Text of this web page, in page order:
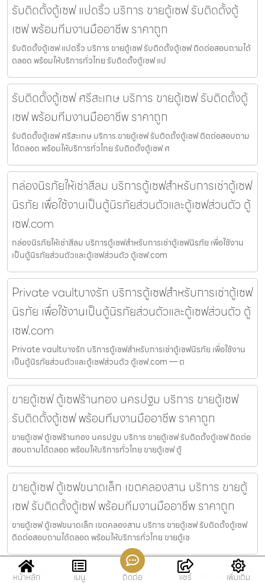
รับติดตั้งตู้เซฟ แปดริ้ว บริการ ขายตู้เซฟ รับติดตั้งตู้
เซฟ พร้อมทีมงานมืออาชีพ ราคาถูก
รับติดตั้งตู้เซฟ แปดริ้ว บริการ ขายตู้เซฟ รับติดตั้งตู้เซฟ ติดต่อสอบถามได้
ตลอด พร้อมให้บริการทั่วไทย รับติดตั้งตู้เซฟ แป
รับติดตั้งตู้เซฟ ศรีสะเกษ บริการ ขายตู้เซฟ รับติดตั้งตู้
เซฟ พร้อมทีมงานมืออาชีพ ราคาถูก
รับติดตั้งตู้เซฟ ศรีสะเกษ บริการ ขายตู้เซฟ รับติดตั้งตู้เซฟ ติดต่อสอบถาม
ได้ตลอด พร้อมให้บริการทั่วไทย รับติดตั้งตู้เซฟ ศ
กล่องนิรภัยให้เช่าสีลม บริการตู้เซฟสำหรับการเช่าตู้เซฟ
นิรภัย เพื่อใช้งานเป็นตู้นิรภัยส่วนตัวและตู้เซฟส่วนตัว ตู้
เซฟ.com
กล่องนิรภัยให้เช่าสีลม บริการตู้เซฟสำหรับการเช่าตู้เซฟนิรภัย เพื่อใช้งาน
เป็นตู้นิรภัยส่วนตัวและตู้เซฟส่วนตัว ตู้เซฟ.com
Private vaultบางรัก บริการตู้เซฟสำหรับการเช่าตู้เซฟ
นิรภัย เพื่อใช้งานเป็นตู้นิรภัยส่วนตัวและตู้เซฟส่วนตัว ตู้
เซฟ.com
Private vaultบางรัก บริการตู้เซฟสำหรับการเช่าตู้เซฟนิรภัย เพื่อใช้งาน
เป็นตู้นิรภัยส่วนตัวและตู้เซฟส่วนตัว ตู้เซฟ.com — ต
ขายตู้เซฟ ตู้เซฟร้านทอง นครปฐม บริการ ขายตู้เซฟ
รับติดตั้งตู้เซฟ พร้อมทีมงานมืออาชีพ ราคาถูก
ขายตู้เซฟ ตู้เซฟร้านทอง นครปฐม บริการ ขายตู้เซฟ รับติดตั้งตู้เซฟ ติดต่อ
สอบถามได้ตลอด พร้อมให้บริการทั่วไทย ขายตู้เซฟ ตู้
ขายตู้เซฟ ตู้เซฟขนาดเล็ก เขตคลองสาน บริการ ขายตู้
เซฟ รับติดตั้งตู้เซฟ พร้อมทีมงานมืออาชีพ ราคาถูก
ขายตู้เซฟ ตู้เซฟขนาดเล็ก เขตคลองสาน บริการ ขายตู้เซฟ รับติดตั้งตู้เซฟ
ติดต่อสอบถามได้ตลอด พร้อมให้บริการทั่วไทย ขายตู้เซ
รับติดตั้งตู้เซฟ เขตบางกะปิ บริการ ขายตู้เซฟ รับติดตั้ง
หน้าหลัก เมนู ติดต่อ แชร์ เพิ่มเติม